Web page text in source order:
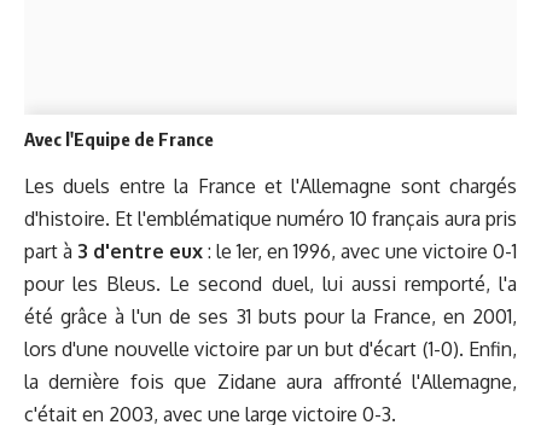
Avec l'Equipe de France
Les duels entre la France et l'Allemagne sont chargés
d'histoire. Et l'emblématique numéro 10 français aura pris
part à 3 d'entre eux : le 1er, en 1996, avec une victoire 0-1
pour les Bleus. Le second duel, lui aussi remporté, l'a
été grâce à l'un de ses 31 buts pour la France, en 2001,
lors d'une nouvelle victoire par un but d'écart (1-0). Enfin,
la dernière fois que Zidane aura affronté l'Allemagne,
c'était en 2003, avec une large victoire 0-3.